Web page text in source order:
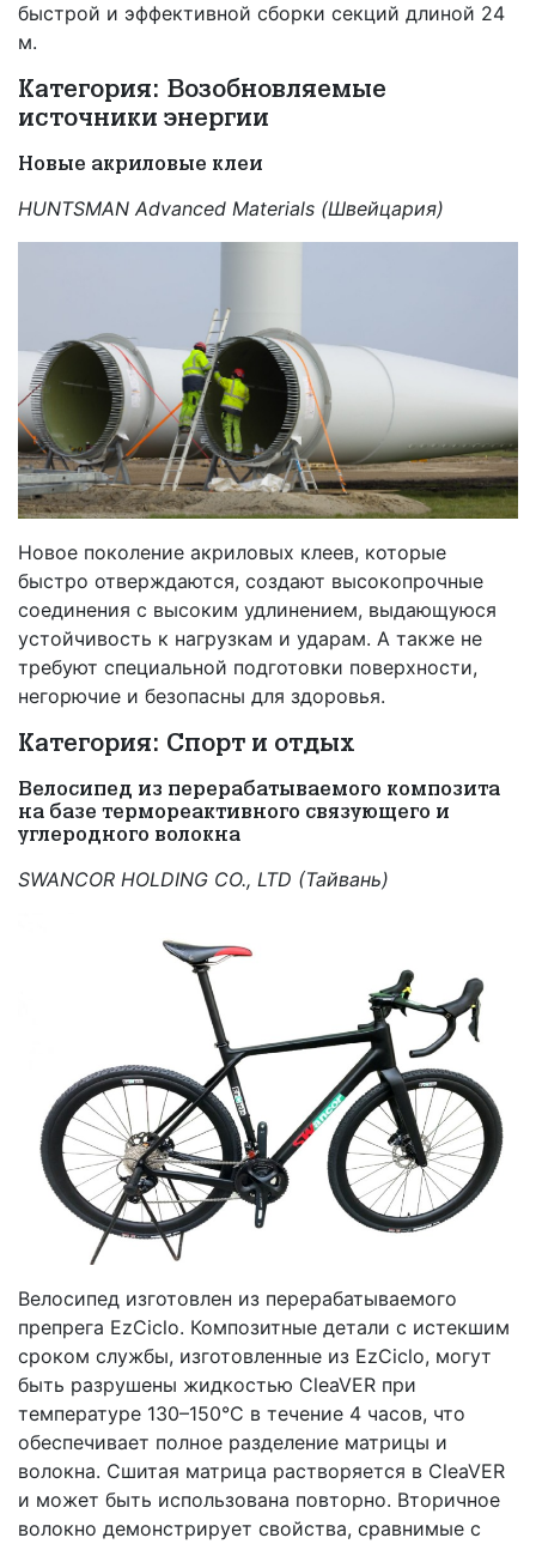
быстрой и эффективной сборки секций длиной 24
м.
Категория: Возобновляемые
источники энергии
Новые акриловые клеи
HUNTSMAN Advanced Materials (Швейцария)
Новое поколение акриловых клеев, которые
быстро отверждаются, создают высокопрочные
соединения с высоким удлинением, выдающуюся
устойчивость к нагрузкам и ударам. А также не
требуют специальной подготовки поверхности,
негорючие и безопасны для здоровья.
Категория: Спорт и отдых
Велосипед из перерабатываемого композита
на базе термореактивного связующего и
углеродного волокна
SWANCOR HOLDING CO., LTD (Тайвань)
Велосипед изготовлен из перерабатываемого
препрега EzCiclo. Композитные детали с истекшим
сроком службы, изготовленные из EzCiclo, могут
быть разрушены жидкостью CleaVER при
температуре 130–150°C в течение 4 часов, что
обеспечивает полное разделение матрицы и
волокна. Сшитая матрица растворяется в CleaVER
и может быть использована повторно. Вторичное
волокно демонстрирует свойства, сравнимые с